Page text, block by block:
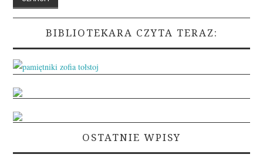
BIBLIOTEKARA CZYTA TERAZ:
OSTATNIE WPISY